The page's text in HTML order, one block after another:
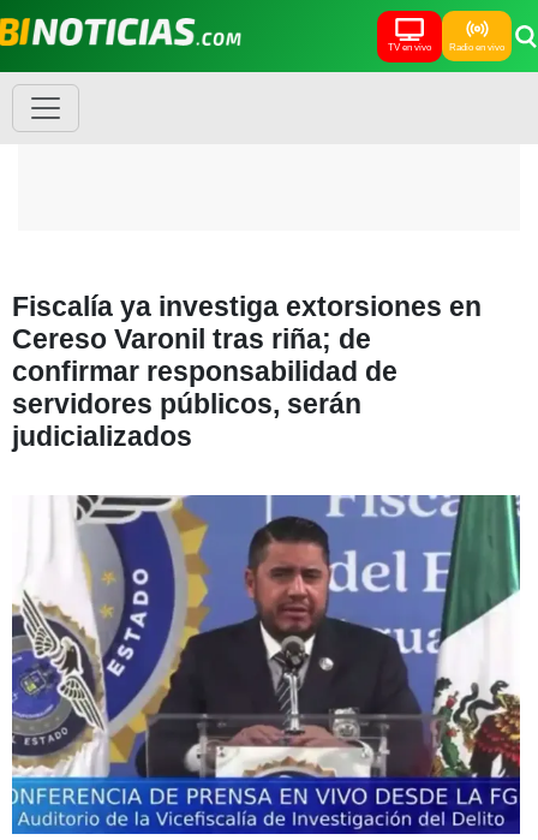
TV en vivo Radio en vivo
Fiscalía ya investiga extorsiones en
Cereso Varonil tras riña; de
confirmar responsabilidad de
servidores públicos, serán
judicializados